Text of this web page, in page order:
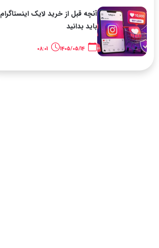
آنچه قبل از خرید لایک اینستاگرام
باید بدانید
1405/05/14
08:01